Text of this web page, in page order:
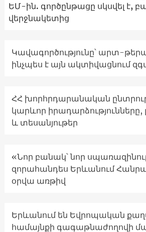
ԵՄ-ին. գործընթացը սկսվել է,
վերջնակետից
Կավագործությունը՝ արտ-
ինչպես է այն ակտիվացնում
ՀՀ խորհրդարանական
կարևոր իրադարձությունները,
և տեսանյութեր
«Նոր բանակ՝ նոր
զորահանդես Երևանում
օրվա առթիվ
Երևանում են Եվրոպական
համայնքի գագաթնաժողովի